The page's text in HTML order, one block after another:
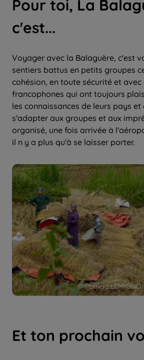
© Patricia
Pour toi, La
c'est...
Voyager avec la Balaguère, c'est
sentiers battus en petits groupes
cohésion, en toute sécurité et avec
francophones qui ont toujours
les connaissances de leurs pays et
s'adapter aux groupes et aux
organisé, une fois arrivée à
il n y a plus qu'à se laisser porter.
Et ton prochain